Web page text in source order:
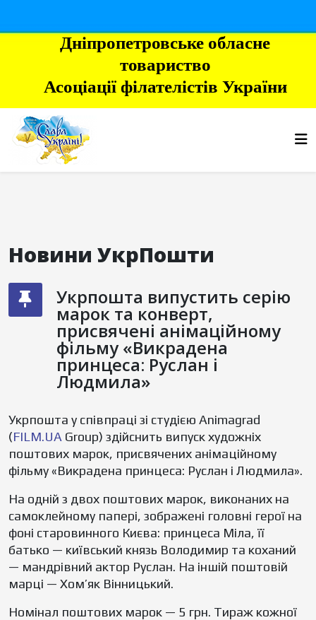
Дніпропетровське обласне
товариство
Асоціації філателістів України
Новини УкрПошти
Укрпошта випустить серію
марок та конверт,
присвячені анімаційному
фільму «Викрадена
принцеса: Руслан і
Людмила»
Укрпошта у співпраці зі студією Animagrad
(FILM.UA Group) здійснить випуск художніх
поштових марок, присвячених анімаційному
фільму «Викрадена принцеса: Руслан і Людмила».
На одній з двох поштових марок, виконаних на
самоклейному папері, зображені головні герої на
фоні старовинного Києва: принцеса Міла, її
батько — київський князь Володимир та коханий
— мандрівний актор Руслан. На іншій поштовій
марці — Хом’як Вінницький.
Номінал поштових марок — 5 грн. Тираж кожної